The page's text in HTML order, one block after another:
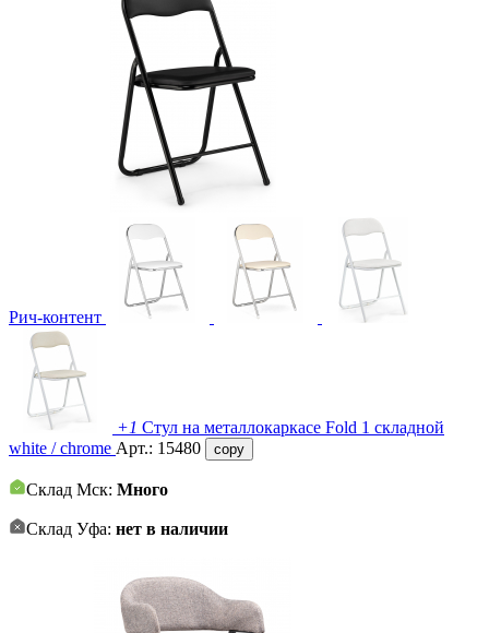
Рич-контент
+1 Стул на металлокаркасе Fold 1 складной
white / chrome Арт.: 15480 copy
Склад Мск: Много
Склад Уфа: нет в наличии